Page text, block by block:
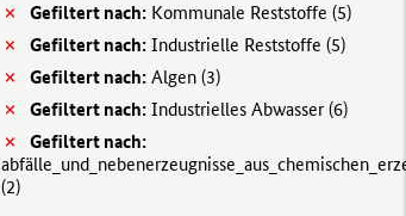
Gefiltert nach: Kommunale Reststoffe (5)
Gefiltert nach: Industrielle Reststoffe (5)
Gefiltert nach: Algen (3)
Gefiltert nach: Industrielles Abwasser (6)
Gefiltert nach:
(2)